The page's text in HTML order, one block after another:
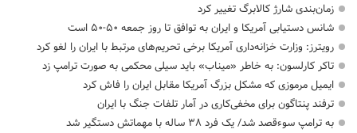
زمان‌بندی شارژ کالابرگ تغییر کرد
شانس دستیابی آمریکا و ایران به توافق تا روز جمعه ۵۰-۵۰ است
رویترز: وزارت خزانه‌داری آمریکا برخی تحریم‌های مرتبط با ایران را لغو کرد
تاکر کارلسون: به خاطر «میناب» باید سیلی محکمی به صورت ترامپ زد
ایمیل مرموزی که مشکل بزرگ آمریکا مقابل ایران را فاش کرد
ترفند پنتاگون برای مخفی‌کاری در آمار تلفات جنگ با ایران
به ترامپ سوءقصد شد/ یک فرد ۳۸ ساله با مهماتش دستگیر شد